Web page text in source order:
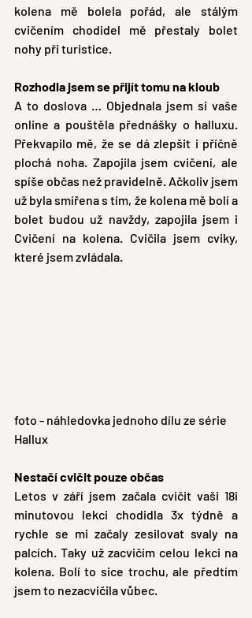
kolena mě bolela pořád, ale stálým
cvičením chodidel mě přestaly bolet
nohy při turistice.
Rozhodla jsem se přijít tomu na kloub
A to doslova … Objednala jsem si vaše
online a pouštěla přednášky o halluxu.
Překvapilo mě, že se dá zlepšit i příčně
plochá noha. Zapojila jsem cvičení, ale
spíše občas než pravidelně. Ačkoliv jsem
už byla smířena s tím, že kolena mě bolí a
bolet budou už navždy, zapojila jsem i
Cvičení na kolena. Cvičila jsem cviky,
které jsem zvládala.
foto - náhledovka jednoho dílu ze série
Hallux
Nestačí cvičit pouze občas
Letos v září jsem začala cvičit vaši 18i
minutovou lekci chodidla 3x týdně a
rychle se mi začaly zesilovat svaly na
palcích. Taky už zacvičím celou lekci na
kolena. Bolí to sice trochu, ale předtím
jsem to nezacvičila vůbec.